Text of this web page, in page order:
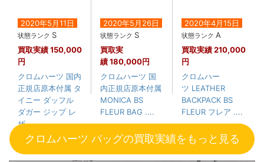
2020年5月11日
状態ランク S
買取実績150,000
円
クロムハーツ 国内
正規店原本付属 タ
イニー ダッフル
ダガー ジップ レ
ザ....
2020年5月26日
状態ランク S
買取実
績180,000円
クロムハーツ 国
内正規店原本付属
MONICA BS
FLEUR BAG ....
2020年4月15日
状態ランクA
買取実績210,000
円
クロムハー
ツ LEATHER
BACKPACK BS
FLEUR フレア ....
クロムハーツ バッグの買取実績をもっと見る